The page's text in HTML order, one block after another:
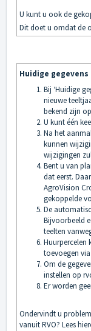
U kunt u ook de
Dit doet u omdat de
Huidige gegevens
Bij ‘Huidige
nieuwe
bekend zijn
U kunt één
Na het
kunnen
wijzigingen
Bent u van
dat eerst.
AgroVision
gekoppelde
De
Bijvoorbeeld
teelten
Huurpercelen
toevoegen
Om de
instellen op
Er worden
Ondervindt u
vanuit RVO? Lees